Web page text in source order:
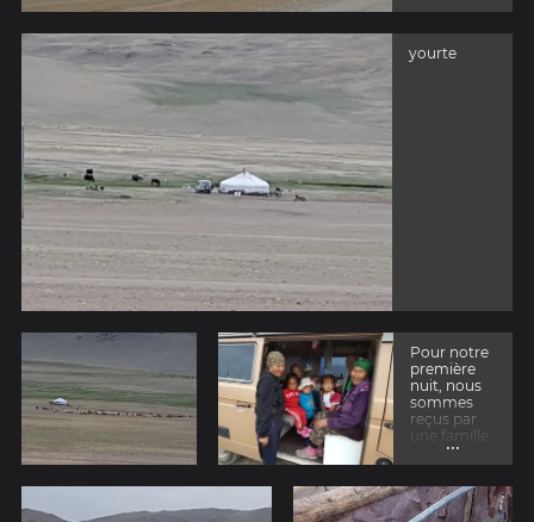
yourte
Pour notre
première
nuit, nous
sommes
reçus par
une famille
mongole
...